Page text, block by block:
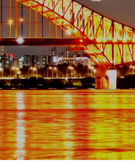
누리길
벚꽃명소
해설사 공간